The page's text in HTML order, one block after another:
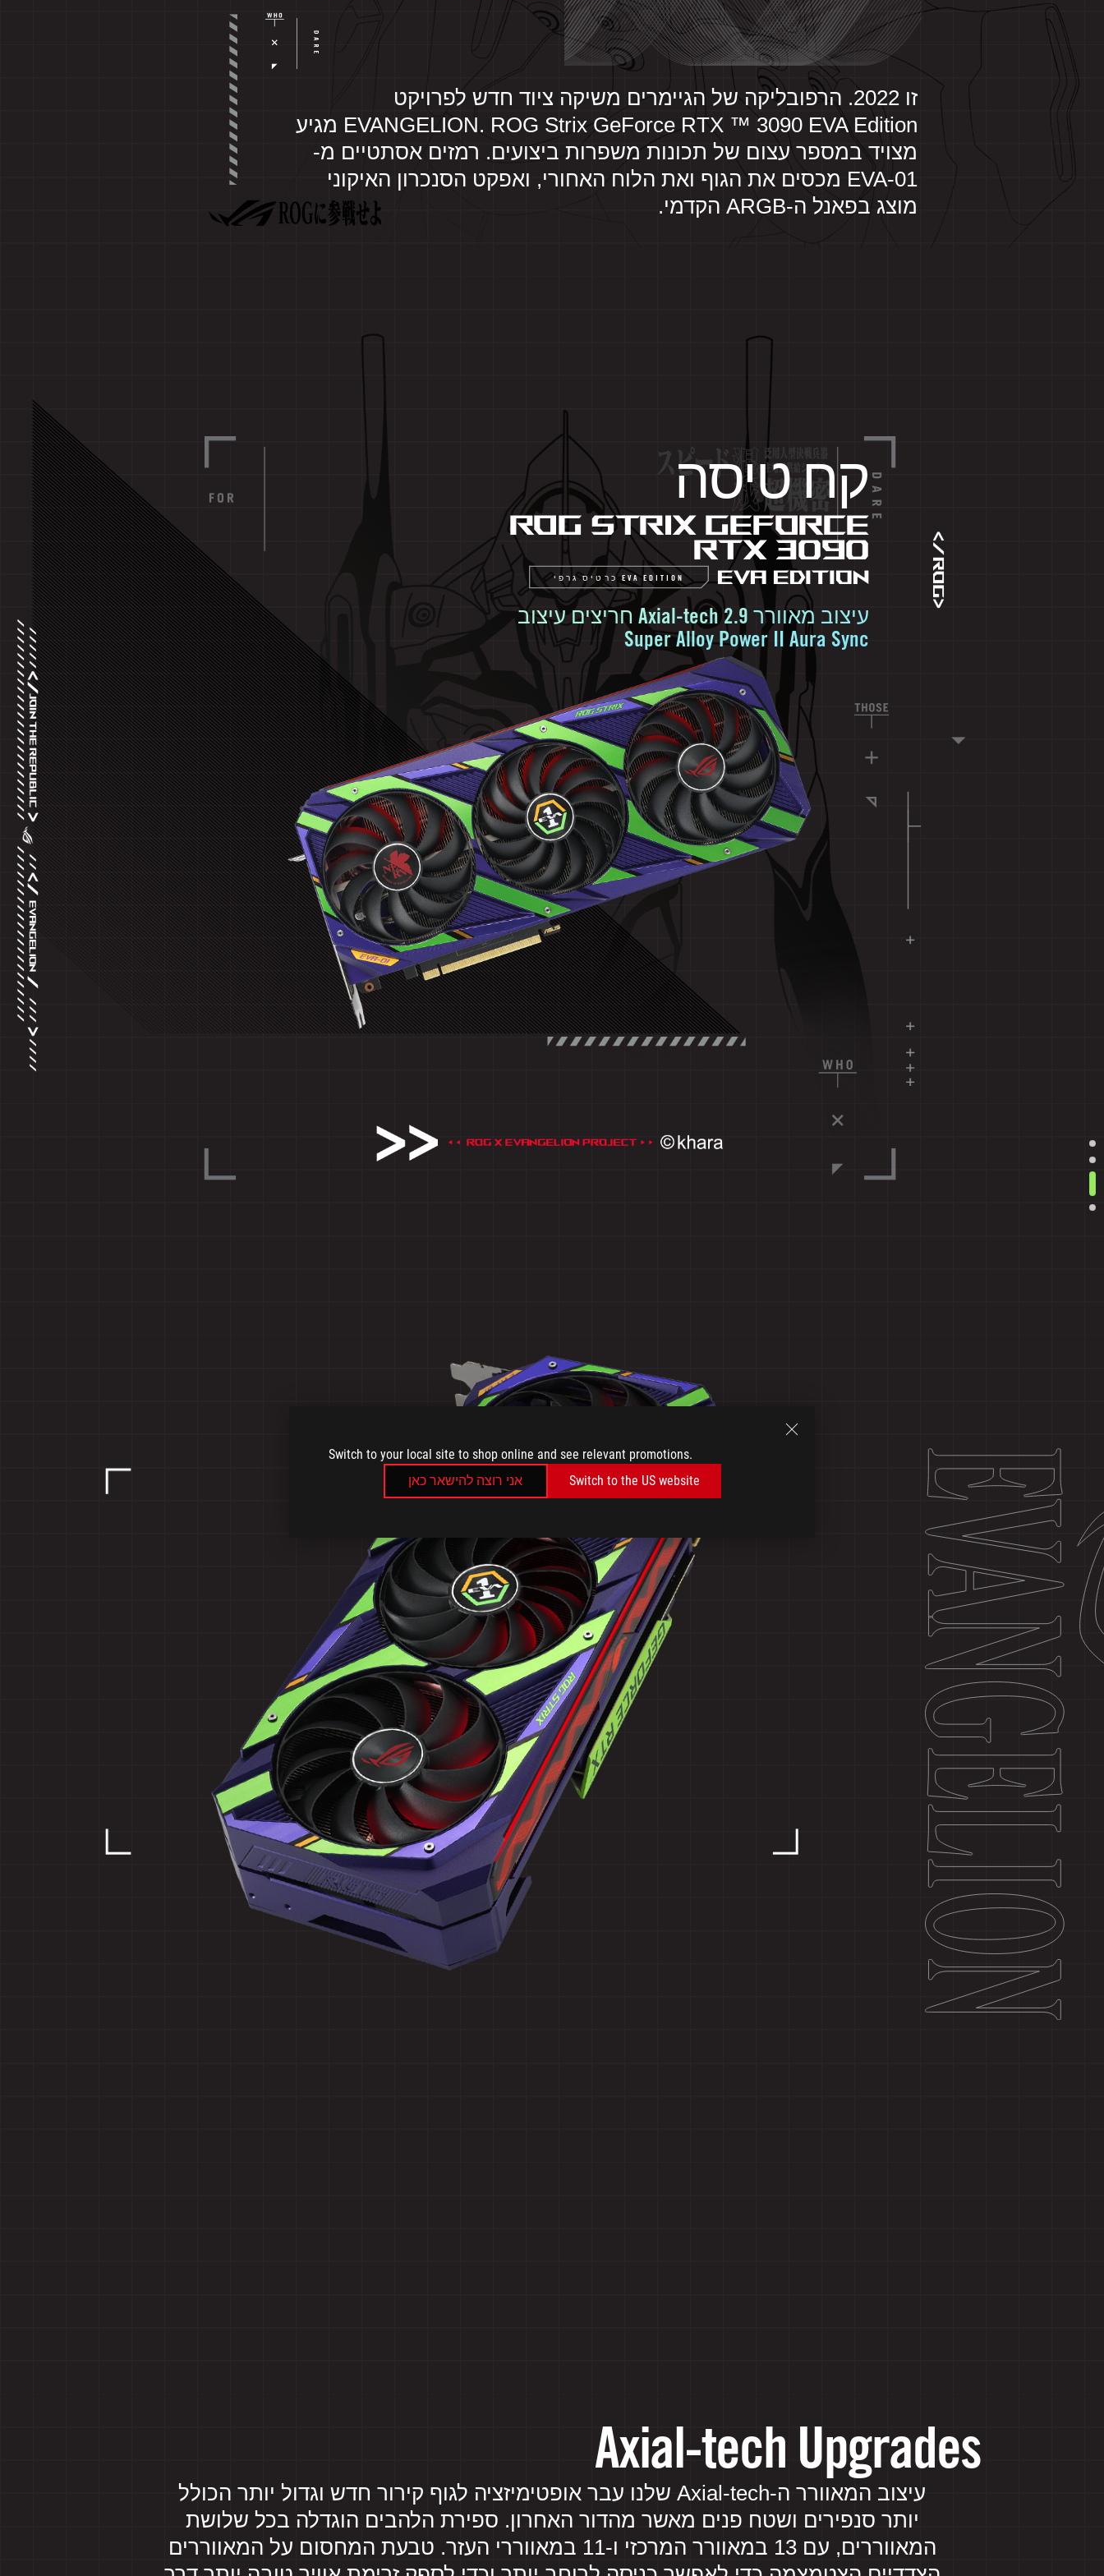
Switch to your local site to shop online and see relevant promotions.
אני רוצה להישאר כאן
Switch to the US website
ROG
x
EVANGELION
-
ציוד
EVA
זו 2022. הרפובליקה של הגיימרים משיקה ציוד חדש לפרויקט
EVANGELION. ROG Strix GeForce RTX ™ 3090 EVA Edition מגיע
מצויד במספר עצום של תכונות משפרות ביצועים. רמזים אסתטיים מ-
EVA-01 מכסים את הגוף ואת הלוח האחורי, ואפקט הסנכרון האיקוני
מוצג בפאנל ה-ARGB הקדמי.
קח טיסה
ROG STRIX GeForce
RTX 3090
EVA EDITION EVA EDITION כרטיס גרפי
עיצוב מאוורר Axial-tech 2.9 חריצים עיצוב
Super Alloy Power II Aura Sync
Axial-tech Upgrades
עיצוב המאוורר ה-Axial-tech שלנו עבר אופטימיזציה לגוף קירור חדש וגדול יותר הכולל
יותר סנפירים ושטח פנים מאשר מהדור האחרון. ספירת הלהבים הוגדלה בכל שלושת
המאווררים, עם 13 במאוורר המרכזי ו-11 במאווררי העזר. טבעת המחסום על המאווררים